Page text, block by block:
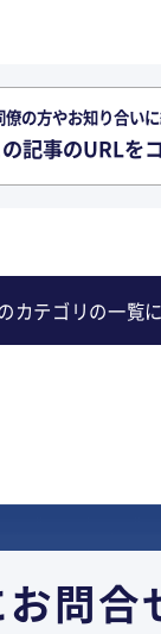
僚の方やお知り合い
記事のURLを
カテゴリの一覧
お問合